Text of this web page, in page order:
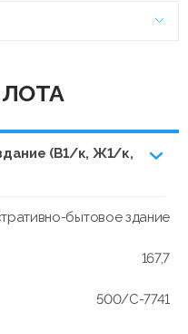
(В1/к, Ж1/к,
бытовое здание
167,7
500/C-7741